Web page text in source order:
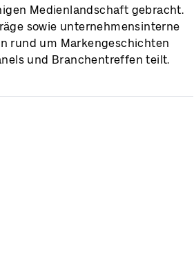
Medienlandschaft gebracht.
sowie unternehmensinterne
rund um Markengeschichten
und Branchentreffen teilt.